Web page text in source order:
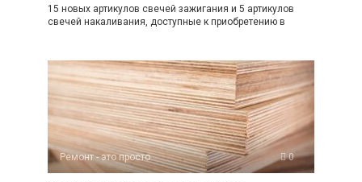
15 новых артикулов свечей зажигания и 5 артикулов
свечей накаливания, доступные к приобретению в
Ремонт - это просто 0